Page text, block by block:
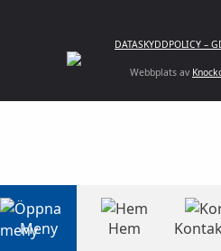
DATASKYDDPOLICY –
Webbplats av
Meny Hem